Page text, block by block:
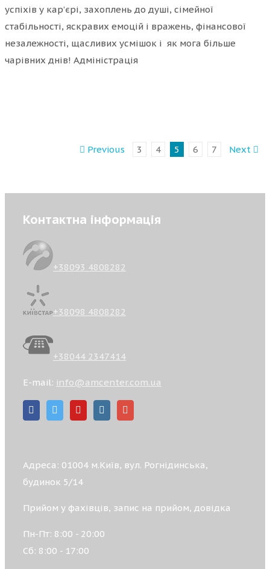
успіхів у кар’єрі, захоплень до душі, сімейної
стабільності, яскравих емоцій і вражень, фінансової
незалежності, щасливих усмішок і як мога більше
чарівних днів! Адміністрація
Previous 3 4 5 6 7 Next
Контактна інформація
+38093 4808282
+38098 4808282
+38044 2347414
E-mail: info@amcenter.com.ua
Адреса: 01004 м.Київ, вул. Рогнідинська,
будинок 5/14
Прийом у фахівців, запис на прийом, довідка
Пн-Пт: 8:00 - 20:00
Сб: 8:00 - 17:00